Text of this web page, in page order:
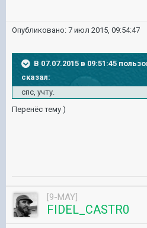
Опубликовано: 7 июл 2015, 09:54:47
В 07.07.2015 в 09:51:45
сказал:
спс, учту.
Перенёс тему )
[9-MAY]
FIDEL_CASTR0